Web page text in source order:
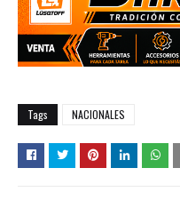
Tags NACIONALES